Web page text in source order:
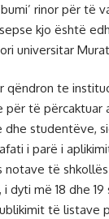
rinor për të
kjo është
universitar
qëndron te
për të përcaktuar
dhe studentëve,
i parë i
notave të
i dyti më 18 dhe
të listave